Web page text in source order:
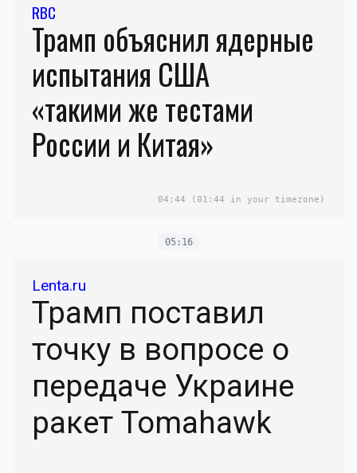
RBC
Трамп объяснил ядерные
испытания США
«такими же тестами
России и Китая»
04:44 (01:44 in your timezone)
05:16
Lenta.ru
Трамп поставил
точку в вопросе о
передаче Украине
ракет Tomahawk